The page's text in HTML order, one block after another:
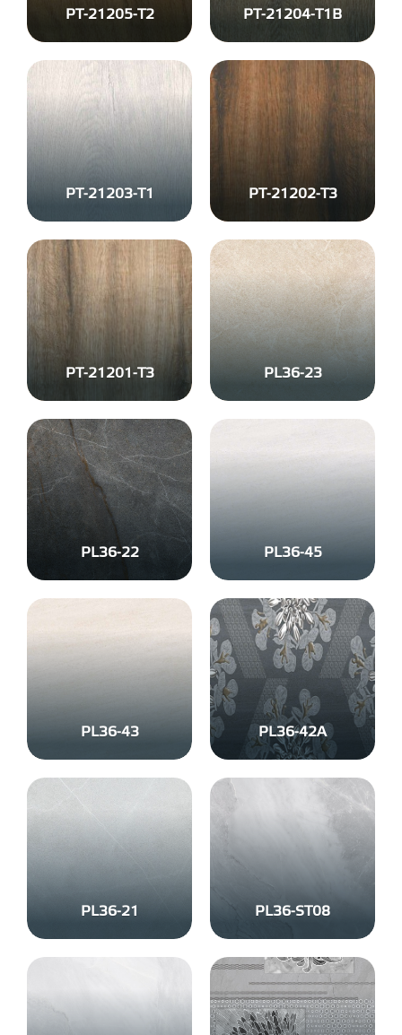
PT-21205-T2 PT-21204-T1B
PT-21203-T1 PT-21202-T3
PT-21201-T3 PL36-23
PL36-22 PL36-45
PL36-43 PL36-42A
PL36-21 PL36-ST08